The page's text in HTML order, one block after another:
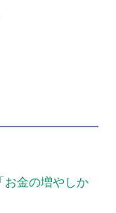
お金の増やしか